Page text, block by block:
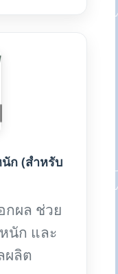
นัก (สำหรับ
กผล ช่วย
นัก และ
ผลิต